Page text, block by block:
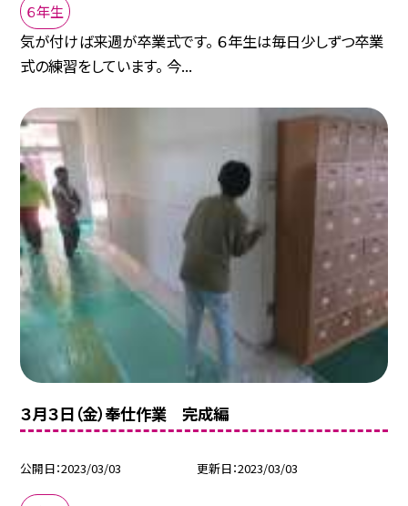
６年生
気が付けば来週が卒業式です。 ６年生は毎日少しずつ卒業
式の練習をしています。 今...
３月３日（金）奉仕作業 完成編
公開日 2023/03/03 更新日 2023/03/03